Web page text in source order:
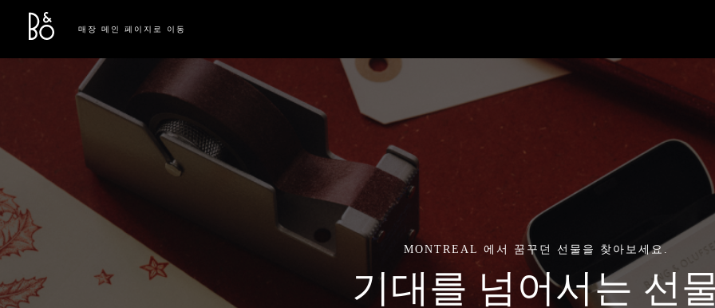
Bang & Olufsen - Exist to Create
매장 메인 페이지로 이동
MONTREAL 에서 꿈꾸던 선물을 찾아보세요.
기대를 넘어서는 선